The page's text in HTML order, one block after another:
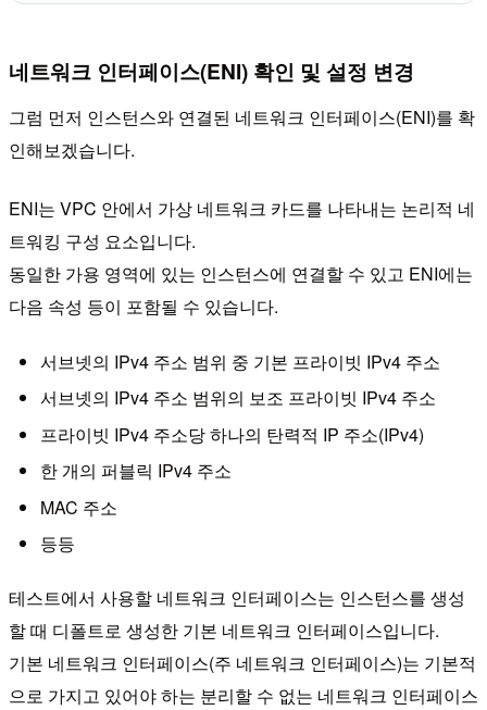
네트워크 인터페이스(ENI) 확인 및 설정 변경
그럼 먼저 인스턴스와 연결된 네트워크 인터페이스(ENI)를 확
인해보겠습니다.
ENI는 VPC 안에서 가상 네트워크 카드를 나타내는 논리적 네
트워킹 구성 요소입니다.
동일한 가용 영역에 있는 인스턴스에 연결할 수 있고 ENI에는
다음 속성 등이 포함될 수 있습니다.
서브넷의 IPv4 주소 범위 중 기본 프라이빗 IPv4 주소
서브넷의 IPv4 주소 범위의 보조 프라이빗 IPv4 주소
프라이빗 IPv4 주소당 하나의 탄력적 IP 주소(IPv4)
한 개의 퍼블릭 IPv4 주소
MAC 주소
등등
테스트에서 사용할 네트워크 인터페이스는 인스턴스를 생성
할 때 디폴트로 생성한 기본 네트워크 인터페이스입니다.
기본 네트워크 인터페이스(주 네트워크 인터페이스)는 기본적
으로 가지고 있어야 하는 분리할 수 없는 네트워크 인터페이스